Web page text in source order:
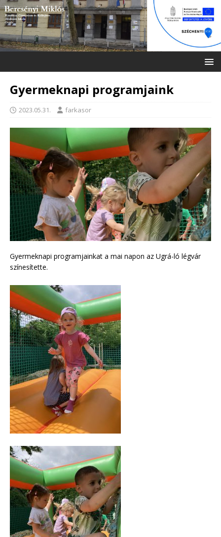
Gyermeknapi programjaink
2023.05.31. farkasor
Gyermeknapi programjainkat a mai napon az Ugrá-ló légvár
színesítette.